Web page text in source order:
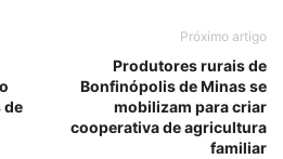
de
Próximo artigo
Produtores rurais de
Bonfinópolis de Minas se
mobilizam para criar
cooperativa de agricultura
familiar